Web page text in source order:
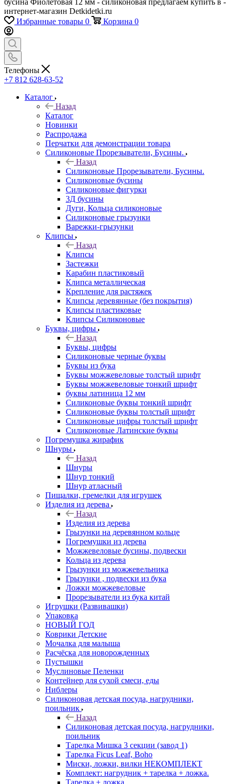
бусина Фиолетовая 12 мм - силиконовая предлагаем купить в -
интернет-магазин Detkidetki.ru
Избранные товары 0 Корзина 0
Телефоны
+7 812 628-63-52
Каталог
Назад
Каталог
Новинки
Распродажа
Перчатки для демонстрации товара
Силиконовые Прорезыватели, Бусины.
Назад
Силиконовые Прорезыватели, Бусины.
Силиконовые бусины
Силиконовые фигурки
3Д бусины
Дуги, Кольца силиконовые
Силиконовые грызунки
Варежки-грызунки
Клипсы
Назад
Клипсы
Застежки
Карабин пластиковый
Клипса металлическая
Крепление для растяжек
Клипсы деревянные (без покрытия)
Клипсы пластиковые
Клипсы Силиконовые
Буквы, цифры
Назад
Буквы, цифры
Силиконовые черные буквы
Буквы из бука
Буквы можжевеловые толстый шрифт
Буквы можжевеловые тонкий шрифт
буквы латиница 12 мм
Силиконовые буквы тонкий шрифт
Силиконовые буквы толстый шрифт
Силиконовые цифры толстый шрифт
Силиконовые Латинские буквы
Погремушка жирафик
Шнуры
Назад
Шнуры
Шнур тонкий
Шнур атласный
Пищалки, гремелки для игрушек
Изделия из дерева
Назад
Изделия из дерева
Грызунки на деревянном кольце
Погремушки из дерева
Можжевеловые бусины, подвески
Кольца из дерева
Грызунки из можжевельника
Грызунки , подвески из бука
Ложки можжевеловые
Прорезыватели из бука китай
Игрушки (Развивашки)
Упаковка
НОВЫЙ ГОД
Коврики Детские
Мочалка для малыша
Расчёска для новорожденных
Пустышки
Муслиновые Пеленки
Контейнер для сухой смеси, еды
Ниблеры
Силиконовая детская посуда, нагрудники,
поильник
Назад
Силиконовая детская посуда, нагрудники,
поильник
Тарелка Мишка 3 секции (завод 1)
Тарелка Ficus Leaf, Boho
Миски, ложки, вилки НЕКОМПЛЕКТ
Комплект: нагрудник + тарелка + ложка.
Тарелка + ложка